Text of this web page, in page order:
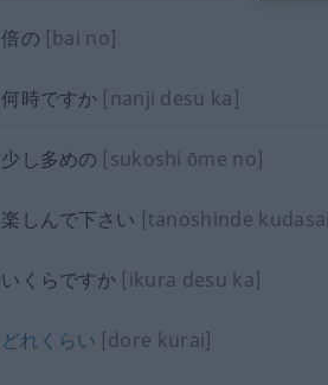
倍の [bai no]
何時ですか [nanji desu ka]
少し多めの [sukoshi ōme no]
楽しんで下さい [tanoshinde
いくらですか [ikura desu ka]
どれくらい [dore kurai]